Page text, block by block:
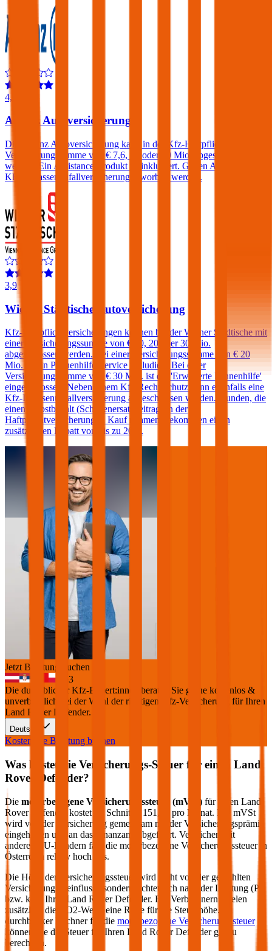
4,3
Allianz Autoversicherung
Die Allianz Autoversicherung kann in der Kfz-Haftpflicht mit einer
Versicherungssumme von € 7,6, 15 oder 30 Mio. abgeschlossen
werden. Ein Assistance-Produkt ist inkludiert. Gegen Aufpreis eine
KFZ-Insassenunfallversicherung erworben werden.
3,9
Wiener Städtische Autoversicherung
Kfz-Haftpflichtversicherungen können bei der Wiener Städtische mit
einer Versicherungssumme von € 10, 20 oder 30 Mio.
abgeschlossen werden. Bei einer Versicherungssumme von € 20
Mio. ist ein Pannenhilfe-Service inkludiert. Bei einer
Versicherungssumme von € 30 Mio. ist die 'Erweiterte Pannenhilfe'
eingeschlossen. Neben einem Kfz-Rechtsschutz kann ebenfalls eine
Kfz-Insassenunfallversicherung abgeschlossen werden. Kunden, die
einen Selbstbehalt (Schadenersatzbeitrag) in der
Haftpflichtversicherung in Kauf nehmen, bekommen einen
zusätzlichen Rabatt von bis zu 20%.
Jetzt Beratung buchen
+3
Die durchblicker Kfz-Expert:innen beraten Sie gerne kostenlos &
unverbindlich bei der Wahl der richtigen Kfz-Versicherung für Ihren
Land Rover Defender.
Deutsch
Kostenlose Beratung buchen
Was kostet die Versicherungs-Steuer für einen Land
Rover
Defender?
Die motorbezogene Versicherungssteuer (mVSt) für einen Land
Rover
Defender kostet im Schnitt € 151,92
pro Monat. Die mVSt
wird von der Versicherung gemeinsam mit der Versicherungsprämie
eingehoben und an das Finanzamt abgeführt. Verglichen mit
anderen EU-Ländern fällt die motorbezogene Versicherungssteuer in
Österreich relativ hoch aus.
Die Höhe der Versicherungssteuer wird nicht von der gewählten
Versicherung beeinflusst, sondern richtet sich nach der Leistung (PS
bzw. kW) Ihres
Land Rover Defender. Bei Verbrennern spielen
zusätzlich die CO2-Werte eine Rolle für die Steuerhöhe. Im
durchblicker Rechner für die motorbezogene Versicherungssteuer
können Sie die Steuer für Ihren Land Rover Defendergenau
berechnen.